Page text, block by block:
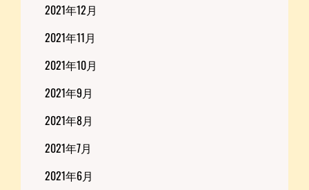
2021年12月
2021年11月
2021年10月
2021年9月
2021年8月
2021年7月
2021年6月